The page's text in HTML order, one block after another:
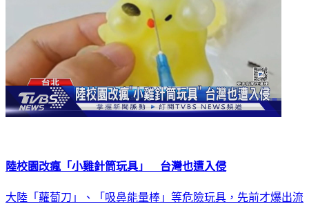
陸校園改瘋「小雞針筒玩具」 台灣也遭入侵
大陸「蘿蔔刀」、「吸鼻能量棒」等危險玩具，先前才爆出流